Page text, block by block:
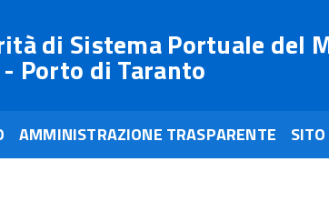
di Sistema Portuale del
Porto di Taranto
AMMINISTRAZIONE TRASPARENTE